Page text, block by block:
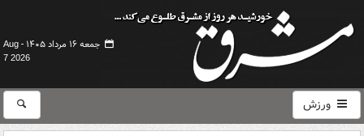
جمعه ۱۶ مرداد ۱۴۰۵ -
Aug
7 2026
ورزش